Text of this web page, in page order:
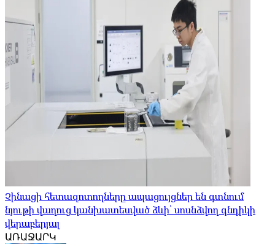
Չինացի հետազոտողները ապացույցներ են գտնում
նյութի վաղուց կանխատեսված ձևի՝ սոսնձվող գնդիկի
վերաբերյալ
ԱՌԱՋԱՐԿ